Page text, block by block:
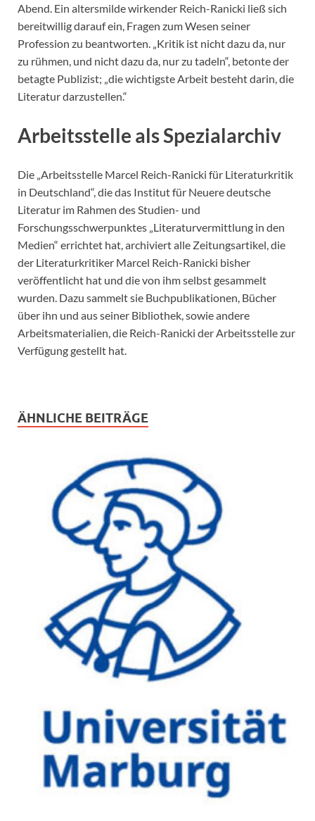
Abend. Ein altersmilde wirkender Reich-Ranicki ließ sich
bereitwillig darauf ein, Fragen zum Wesen seiner
Profession zu beantworten. „Kritik ist nicht dazu da, nur
zu rühmen, und nicht dazu da, nur zu tadeln“, betonte der
betagte Publizist; „die wichtigste Arbeit besteht darin, die
Literatur darzustellen.“
Arbeitsstelle als Spezialarchiv
Die „Arbeitsstelle Marcel Reich-Ranicki für Literaturkritik
in Deutschland“, die das Institut für Neuere deutsche
Literatur im Rahmen des Studien- und
Forschungsschwerpunktes „Literaturvermittlung in den
Medien“ errichtet hat, archiviert alle Zeitungsartikel, die
der Literaturkritiker Marcel Reich-Ranicki bisher
veröffentlicht hat und die von ihm selbst gesammelt
wurden. Dazu sammelt sie Buchpublikationen, Bücher
über ihn und aus seiner Bibliothek, sowie andere
Arbeitsmaterialien, die Reich-Ranicki der Arbeitsstelle zur
Verfügung gestellt hat.
ÄHNLICHE BEITRÄGE